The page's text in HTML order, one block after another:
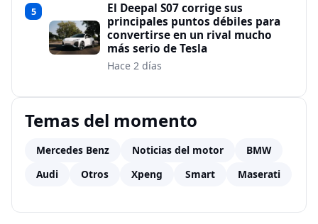
5
El Deepal S07 corrige sus
principales puntos débiles para
convertirse en un rival mucho
más serio de Tesla
Hace 2 días
Temas del momento
Mercedes Benz Noticias del motor
BMW
Audi
Otros Xpeng Smart Maserati